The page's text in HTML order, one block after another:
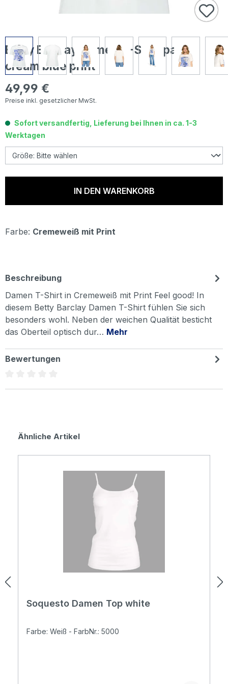
Betty Barclay Damen T-Shirt patch
cream blue print
Regulärer Preis:
49,99 €
Preise inkl. gesetzlicher MwSt.
Sofort versandfertig, Lieferung bei Ihnen in ca. 1-3
Werktagen
IN DEN WARENKORB
Farbe: Cremeweiß mit Print
Beschreibung
Damen T-Shirt in Cremeweiß mit Print Feel good! In
diesem Betty Barclay Damen T-Shirt fühlen Sie sich
besonders wohl. Neben der weichen Qualität besticht
das Oberteil optisch dur… Mehr
Bewertungen
Produktgalerie überspringen
Ähnliche Artikel
Soquesto Damen Top white
Farbe: Weiß - FarbNr.: 5000